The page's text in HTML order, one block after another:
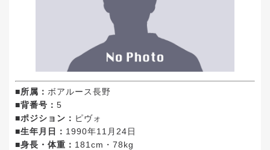
■所属： ボアルース長野
■背番号： 5
■ポジション： ピヴォ
■生年月日： 1990年11月24日
■身長・体重： 181cm・78kg